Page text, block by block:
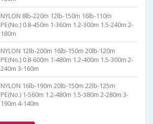
NYLON 8lb-220m 12lb-150m 16lb-110m
PE(No.) 0.8-450m 1-360m 1.2-300m 1.5-240m 2-
180m
NYLON 12lb-200m 16lb-150m 20lb-120m
PE(No.) 0.8-600m 1-480m 1.2-400m 1.5-300m 2-
240m 3-160m
NYLON 16lb-190m 20lb-150m 22lb-125m
PE(No.) 1-560m 1.2-480m 1.5-380m 2-280m 3-
190m 4-140m